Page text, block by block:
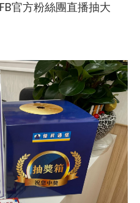
官方粉絲團直播抽大